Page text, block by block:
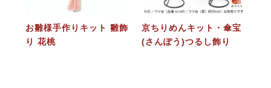
お雛様手作りキット 雛飾
り 花桃
京ちりめんキット・傘宝
(さんぽう)つるし飾り